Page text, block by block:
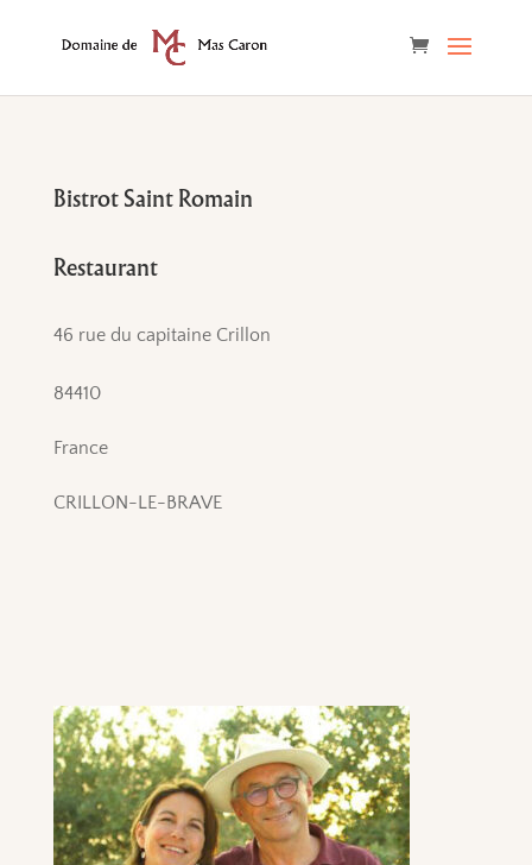
Bistrot Saint Romain
Restaurant
46 rue du capitaine Crillon
84410
France
CRILLON-LE-BRAVE